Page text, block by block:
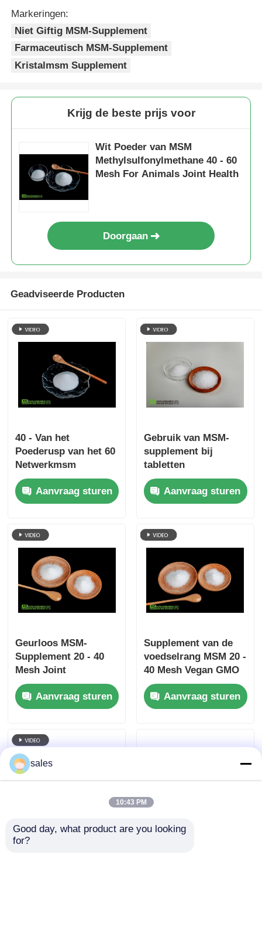
Markeringen:
Niet Giftig MSM-Supplement
Farmaceutisch MSM-Supplement
Kristalmsm Supplement
Krijg de beste prijs voor
Wit Poeder van MSM
Methylsulfonylmethane 40 - 60
Mesh For Animals Joint Health
Doorgaan
Geadviseerde Producten
40 - Van het
Poederusp van het 60
Netwerkmsm
Supplement de Rang
Witte Kleur voor Huid
Aanvraag sturen
Gebruik van MSM-
supplement bij
tabletten
Aanvraag sturen
Geurloos MSM-
Supplement 20 - 40
Mesh Joint
Supplement
Ingredients
Aanvraag sturen
Supplement van de
voedselrang MSM 20 -
40 Mesh Vegan GMO
Vrij voor
Gezamenlijke
Pijnhulp
Aanvraag sturen
sales
10:43 PM
Good day, what product are you looking
for?